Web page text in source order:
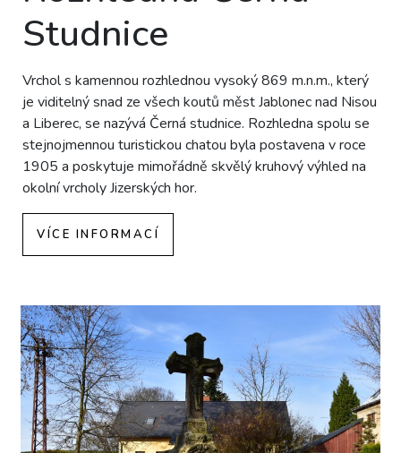
Studnice
Vrchol s kamennou rozhlednou vysoký 869 m.n.m., který
je viditelný snad ze všech koutů měst Jablonec nad Nisou
a Liberec, se nazývá Černá studnice. Rozhledna spolu se
stejnojmennou turistickou chatou byla postavena v roce
1905 a poskytuje mimořádně skvělý kruhový výhled na
okolní vrcholy Jizerských hor.
VÍCE INFORMACÍ